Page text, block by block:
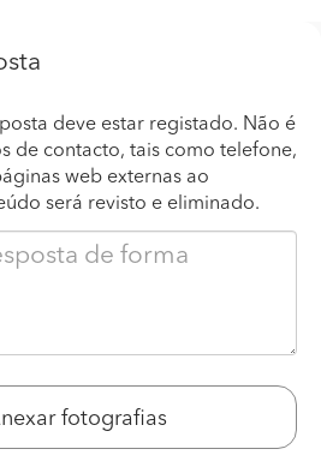
deve estar registado. Não é
de contacto, tais como telefone,
web externas ao
será revisto e eliminado.
fotografias